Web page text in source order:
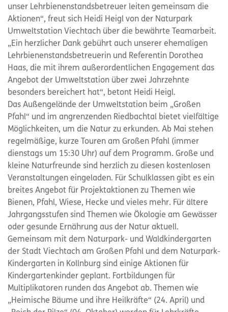
unser Lehrbienenstandsbetreuer leiten gemeinsam die
Aktionen“, freut sich Heidi Heigl von der Naturpark
Umweltstation Viechtach über die bewährte Teamarbeit.
„Ein herzlicher Dank gebührt auch unserer ehemaligen
Lehrbienenstandsbetreuerin und Referentin Dorothea
Haas, die mit ihrem außerordentlichen Engagement das
Angebot der Umweltstation über zwei Jahrzehnte
besonders bereichert hat“, betont Heidi Heigl.
Das Außengelände der Umweltstation beim „Großen
Pfahl“ und im angrenzenden Riedbachtal bietet vielfältige
Möglichkeiten, um die Natur zu erkunden. Ab Mai stehen
regelmäßige, kurze Touren am Großen Pfahl (immer
dienstags um 15:30 Uhr) auf dem Programm. Große und
kleine Naturfreunde sind herzlich zu diesen kostenlosen
Veranstaltungen eingeladen. Für Schulklassen gibt es ein
breites Angebot für Projektaktionen zu Themen wie
Bienen, Pfahl, Wiese, Hecke und vieles mehr. Für ältere
Jahrgangsstufen sind Themen wie Ökologie am Gewässer
oder gesunde Ernährung aus der Natur aktuell.
Gemeinsam mit dem Naturpark- und Waldkindergarten
der Stadt Viechtach am Großen Pfahl und dem Naturpark-
Kindergarten in Kollnburg sind einige Aktionen für
Kindergartenkinder geplant. Fortbildungen für
Multiplikatoren runden das Angebot ab. Themen wie
„Heimische Bäume und ihre Heilkräfte“ (24. April) und